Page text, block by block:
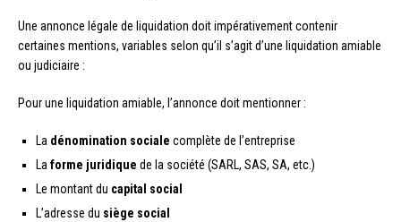
Une annonce légale de liquidation doit impérativement contenir
certaines mentions, variables selon qu’il s’agit d’une liquidation amiable
ou judiciaire :
Pour une liquidation amiable, l’annonce doit mentionner :
La dénomination sociale complète de l’entreprise
Laforme juridique de la société (SARL, SAS, SA, etc.)
Le montant du capital social
L’adresse du siège social